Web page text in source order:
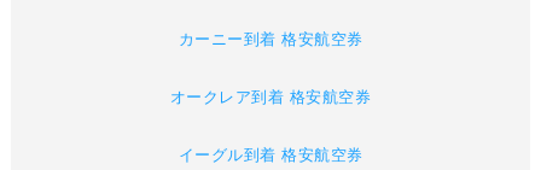
カーニー到着 格安航空券
オークレア到着 格安航空券
イーグル到着 格安航空券